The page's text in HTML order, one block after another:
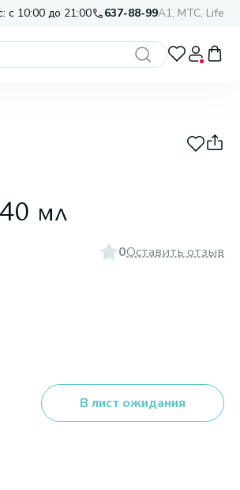
с 10:00 до 21:00 637-88-99A1, МТС, Life
мл
0Оставить отзыв
В лист ожидания